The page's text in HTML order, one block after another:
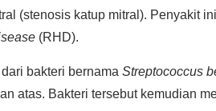
(stenosis katup mitral). Penyakit
(RHD).
bakteri bernama Streptococcus
atas. Bakteri tersebut kemudian